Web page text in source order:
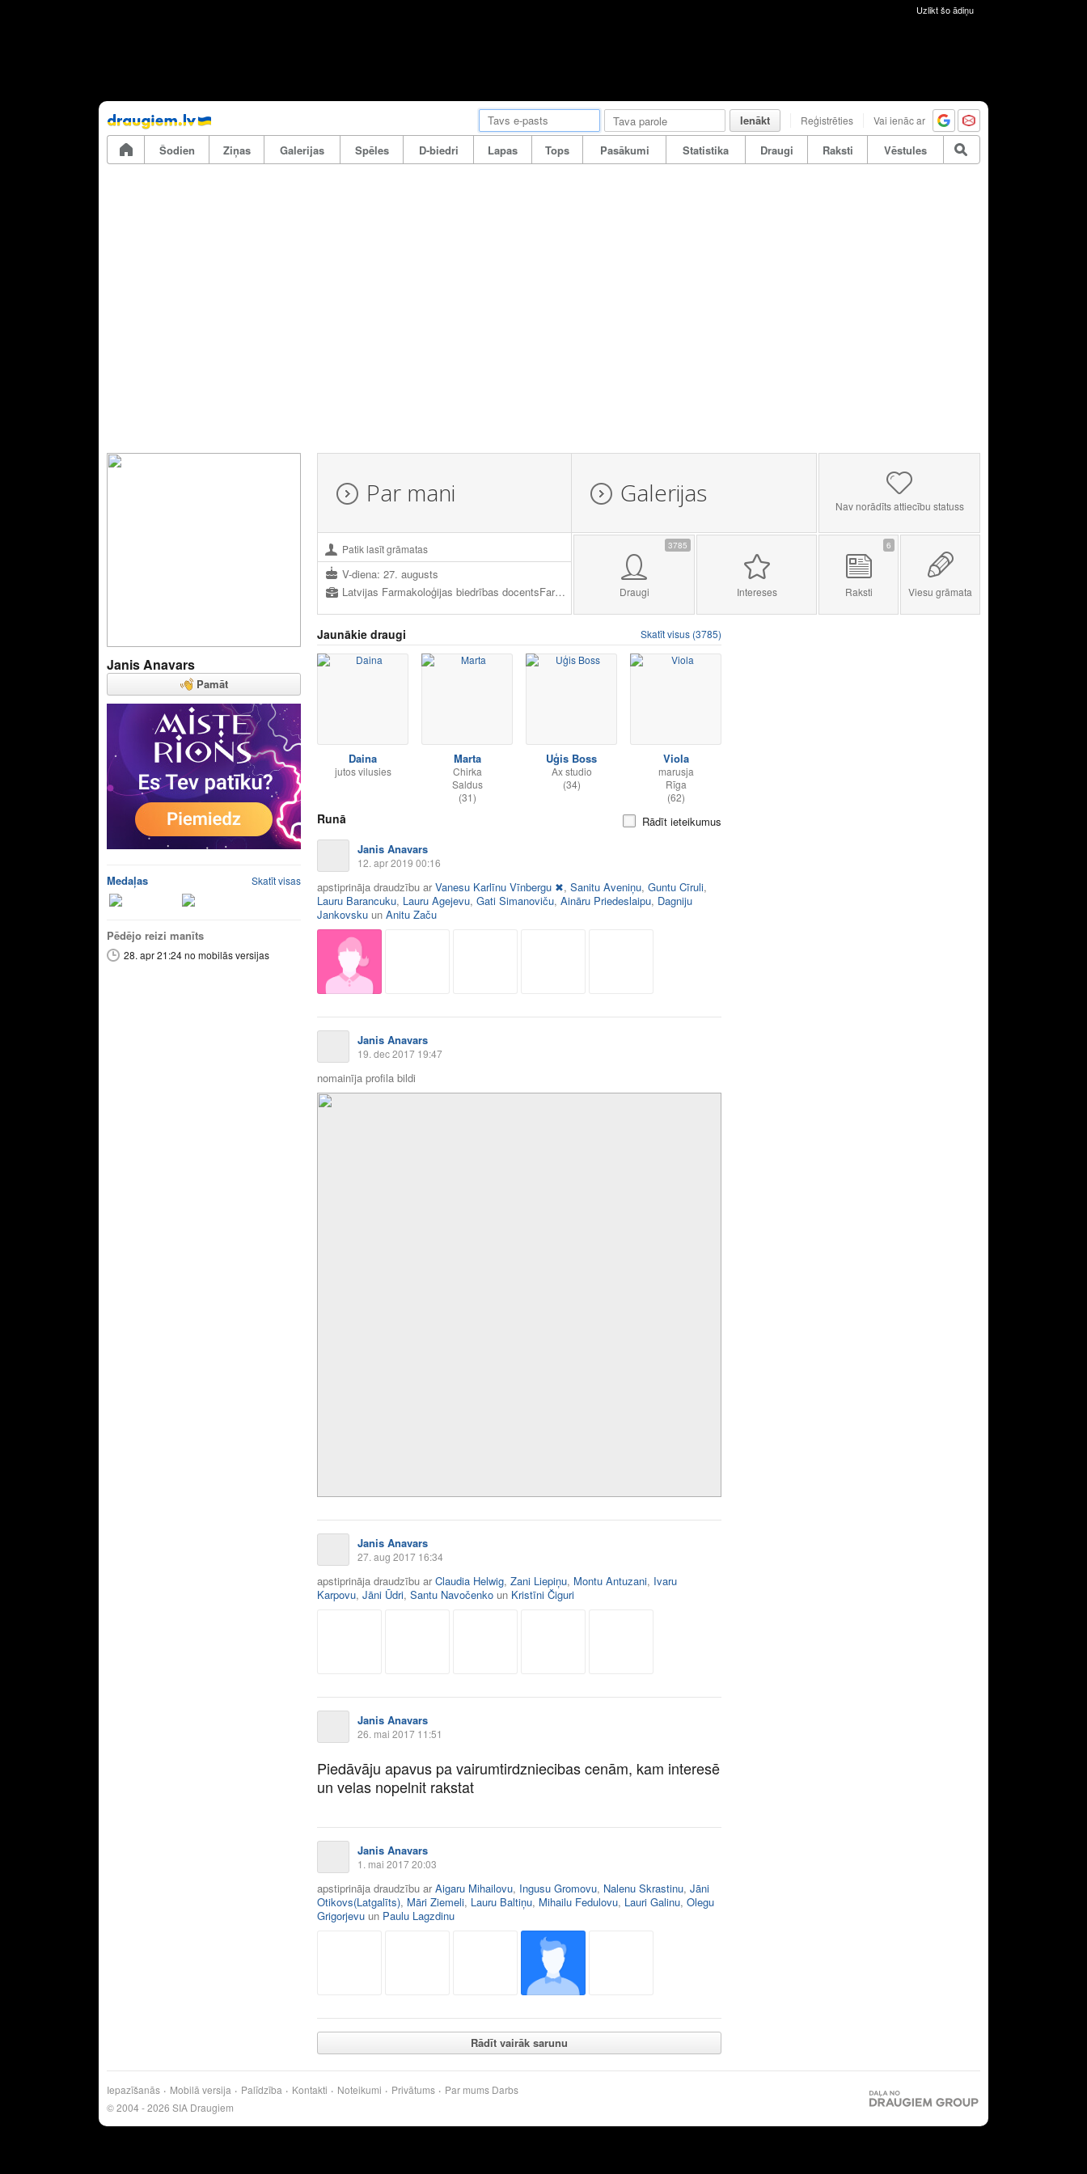
Uzlikt šo ādiņu
Pāriet
uz
saturu
Ienākt Reģistrēties Vai ienāc ar
Šodien Ziņas Galerijas Spēles D-biedri Lapas Tops Pasākumi Statistika Draugi Raksti Vēstules
Janis Anavars
Pamāt
Medaļas Skatīt visas
Pēdējo reizi manīts
28. apr 21:24 no mobilās versijas
Par mani Galerijas Nav norādīts attiecību statuss
Patik lasīt grāmatas
V-diena: 27. augusts
Latvijas Farmakoloģijas biedrības docentsFarmaceits @ Scipharma
3785
Draugi Intereses
6
Raksti Viesu grāmata
Jaunākie draugi Skatīt visus (3785)
Daina
jutos vilusies
Marta
Chirka
Saldus
(31)
Uģis Boss
Ax studio
(34)
Viola
marusja
Rīga
(62)
Runā
Rādīt ieteikumus
Janis Anavars
12. apr 2019 00:16
apstiprināja draudzību arVanesu Karlīnu Vīnbergu ✖, Sanitu Aveniņu, Guntu Cīruli,
Lauru Barancuku, Lauru Agejevu, Gati Simanoviču, Aināru Priedeslaipu, Dagniju
Jankovsku un Anitu Začu
Janis Anavars
19. dec 2017 19:47
nomainīja profila bildi
Janis Anavars
27. aug 2017 16:34
apstiprināja draudzību arClaudia Helwig, Zani Liepiņu, Montu Antuzani, Ivaru
Karpovu, Jāni Ūdri, Santu Navočenko un Kristīni Čiguri
Janis Anavars
26. mai 2017 11:51
Piedāvāju apavus pa vairumtirdzniecibas cenām, kam interesē
un velas nopelnit rakstat
Janis Anavars
1. mai 2017 20:03
apstiprināja draudzību arAigaru Mihailovu, Ingusu Gromovu, Nalenu Skrastinu, Jāni
Otikovs(Latgalīts), Māri Ziemeli, Lauru Baltiņu, Mihailu Fedulovu, Lauri Galinu, Olegu
Grigorjevu un Paulu Lagzdinu
Rādīt vairāk sarunu
Iepazīšanās Mobilā versija Palīdzība Kontakti Noteikumi Privātums Par mums Darbs
© 2004 - 2026 SIA Draugiem